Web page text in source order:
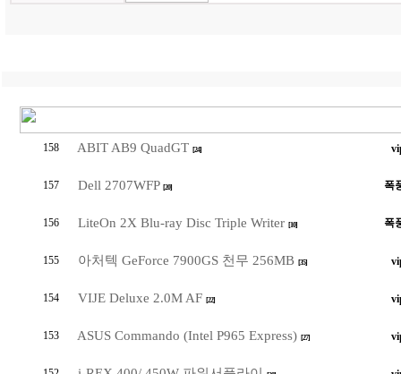
158 ABIT AB9 QuadGT [24]
157 Dell 2707WFP [20] 폭
156 LiteOn 2X Blu-ray Disc Triple Writer [10] 폭
155 아처텍 GeForce 7900GS 천무 256MB [35]
154 VIJE Deluxe 2.0M AF [22]
153 ASUS Commando (Intel P965 Express) [27]